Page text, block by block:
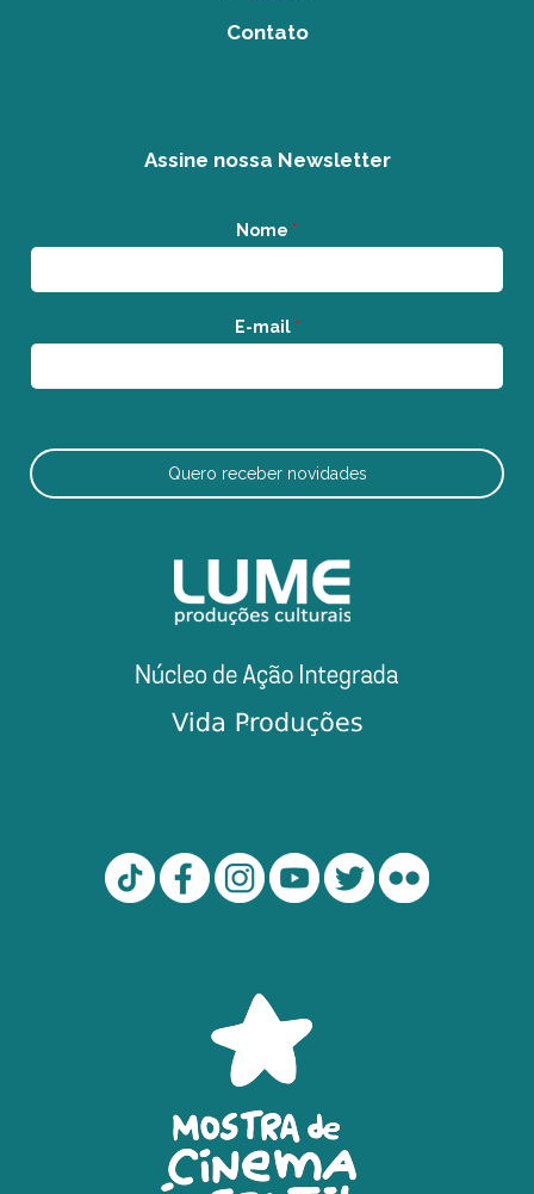
Contato
Assine nossa Newsletter
Nome *
E-mail *
Quero receber novidades